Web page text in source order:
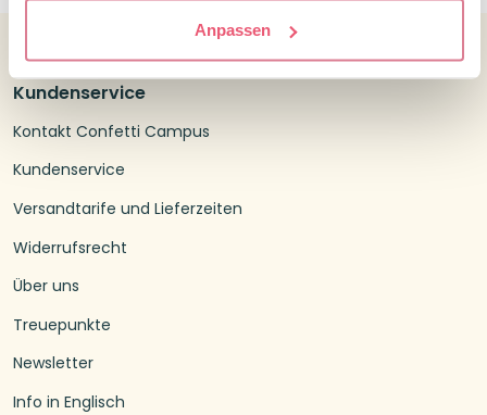
Anpassen
Kundenservice
Kontakt Confetti Campus
Kundenservice
Versandtarife und Lieferzeiten
Widerrufsrecht
Über uns
Treuepunkte
Newsletter
Info in Englisch